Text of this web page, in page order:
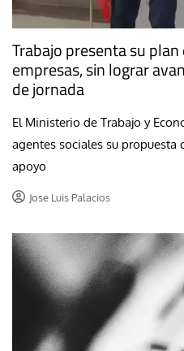
Trabajo presenta su
empresas, sin lograr
de jornada
El Ministerio de Trabajo y
agentes sociales su
apoyo
Jose Luis Palacios